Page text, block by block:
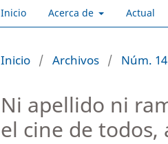
Inicio Acerca de Actual
Inicio / Archivos / Núm.
Ni apellido ni
el cine de